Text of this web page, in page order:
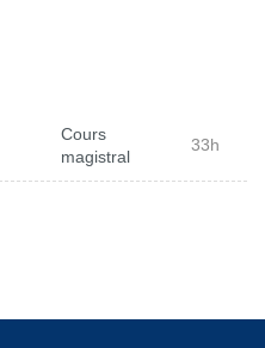
Cours
magistral
33h